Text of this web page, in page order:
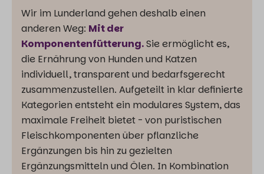
Wir im Lunderland gehen deshalb einen
anderen Weg: Mit der
Komponentenfütterung.Sie ermöglicht es,
die Ernährung von Hunden und Katzen
individuell, transparent und bedarfsgerecht
zusammenzustellen. Aufgeteilt in klar definierte
Kategorien entsteht ein modulares System, das
maximale Freiheit bietet - von puristischen
Fleischkomponenten über pflanzliche
Ergänzungen bis hin zu gezielten
Ergänzungsmitteln und Ölen. In Kombination